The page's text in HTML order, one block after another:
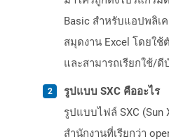
Basic สำหรับแอปพลิเ
สมุดงาน Excel โดยใช้
และสามารถเรียกใช้/
รูปแบบ SXC คืออะไร
รูปแบบไฟล์ SXC (Sun
สำนักงานที่เรียกว่า